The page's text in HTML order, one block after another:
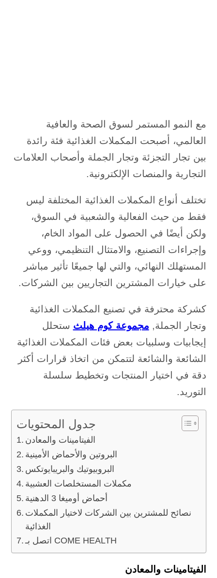
مع النمو المستمر لسوق الصحة والعافية
العالمي، أصبحت المكملات الغذائية فئة رائدة
بين تجار التجزئة وتجار الجملة وأصحاب العلامات
التجارية والمنصات الإلكترونية.
تختلف أنواع المكملات الغذائية المختلفة ليس
فقط من حيث الفعالية والشعبية في السوق،
ولكن أيضًا في الحصول على المواد الخام،
وإجراءات التصنيع، والامتثال التنظيمي، ووعي
المستهلك النهائي، والتي لها جميعًا تأثير مباشر
على خيارات المشترين التجاريين بين الشركات.
كشركة محترفة في تصنيع المكملات الغذائية
وتجار الجملة, مجموعة كوم هيلث ستحلل
إيجابيات وسلبيات بعض فئات المكملات الغذائية
الشائعة والشائعة لتتمكن من اتخاذ قرارات أكثر
دقة في اختيار المنتجات وتخطيط سلسلة
التوريد.
جدول المحتويات
الفيتامينات والمعادن
البروتين والأحماض الأمينية
البروبيوتيك والبريبايوتكس
مكملات المستخلصات العشبية
أحماض أوميغا 3 الدهنية
نصائح للمشترين بين الشركات لاختيار المكملات
الغذائية
اتصل بـ COME HEALTH
الفيتامينات والمعادن